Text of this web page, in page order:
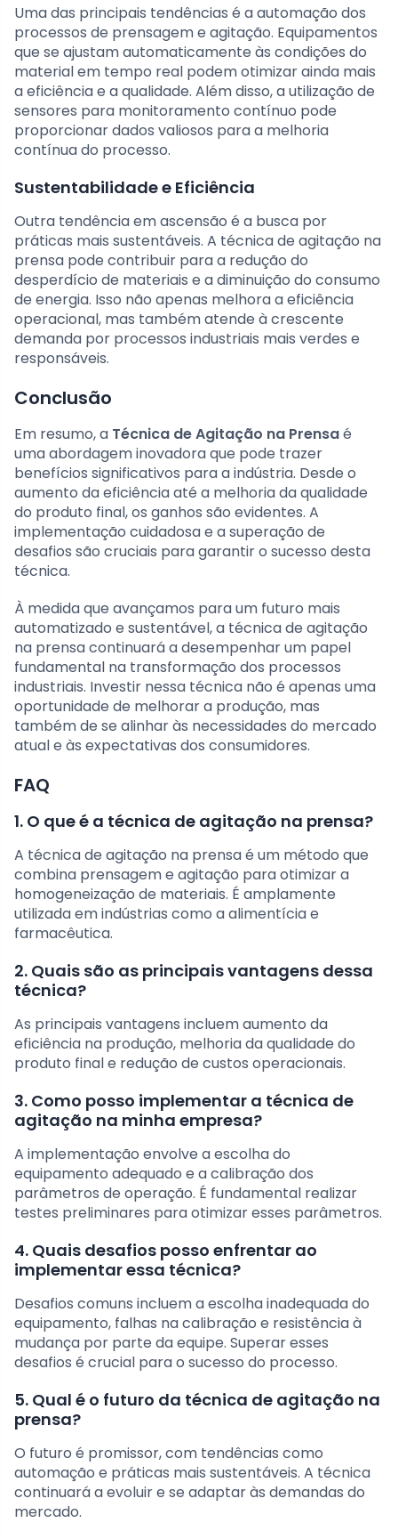
Uma das principais tendências é a automação dos
processos de prensagem e agitação. Equipamentos
que se ajustam automaticamente às condições do
material em tempo real podem otimizar ainda mais
a eficiência e a qualidade. Além disso, a utilização de
sensores para monitoramento contínuo pode
proporcionar dados valiosos para a melhoria
contínua do processo.
Sustentabilidade e Eficiência
Outra tendência em ascensão é a busca por
práticas mais sustentáveis. A técnica de agitação na
prensa pode contribuir para a redução do
desperdício de materiais e a diminuição do consumo
de energia. Isso não apenas melhora a eficiência
operacional, mas também atende à crescente
demanda por processos industriais mais verdes e
responsáveis.
Conclusão
Em resumo, a Técnica de Agitação na Prensaé
uma abordagem inovadora que pode trazer
benefícios significativos para a indústria. Desde o
aumento da eficiência até a melhoria da qualidade
do produto final, os ganhos são evidentes. A
implementação cuidadosa e a superação de
desafios são cruciais para garantir o sucesso desta
técnica.
À medida que avançamos para um futuro mais
automatizado e sustentável, a técnica de agitação
na prensa continuará a desempenhar um papel
fundamental na transformação dos processos
industriais. Investir nessa técnica não é apenas uma
oportunidade de melhorar a produção, mas
também de se alinhar às necessidades do mercado
atual e às expectativas dos consumidores.
FAQ
1. O que é a técnica de agitação na prensa?
A técnica de agitação na prensa é um método que
combina prensagem e agitação para otimizar a
homogeneização de materiais. É amplamente
utilizada em indústrias como a alimentícia e
farmacêutica.
2. Quais são as principais vantagens dessa
técnica?
As principais vantagens incluem aumento da
eficiência na produção, melhoria da qualidade do
produto final e redução de custos operacionais.
3. Como posso implementar a técnica de
agitação na minha empresa?
A implementação envolve a escolha do
equipamento adequado e a calibração dos
parâmetros de operação. É fundamental realizar
testes preliminares para otimizar esses parâmetros.
4. Quais desafios posso enfrentar ao
implementar essa técnica?
Desafios comuns incluem a escolha inadequada do
equipamento, falhas na calibração e resistência à
mudança por parte da equipe. Superar esses
desafios é crucial para o sucesso do processo.
5. Qual é o futuro da técnica de agitação na
prensa?
O futuro é promissor, com tendências como
automação e práticas mais sustentáveis. A técnica
continuará a evoluir e se adaptar às demandas do
mercado.